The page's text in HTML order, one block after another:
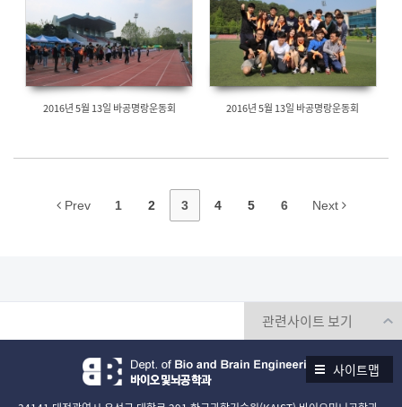
2016년 5월 13일 바공명랑운동회 2016년 5월 13일 바공명랑운동회
Prev 1 2 3 4 5 6 Next
사이트맵